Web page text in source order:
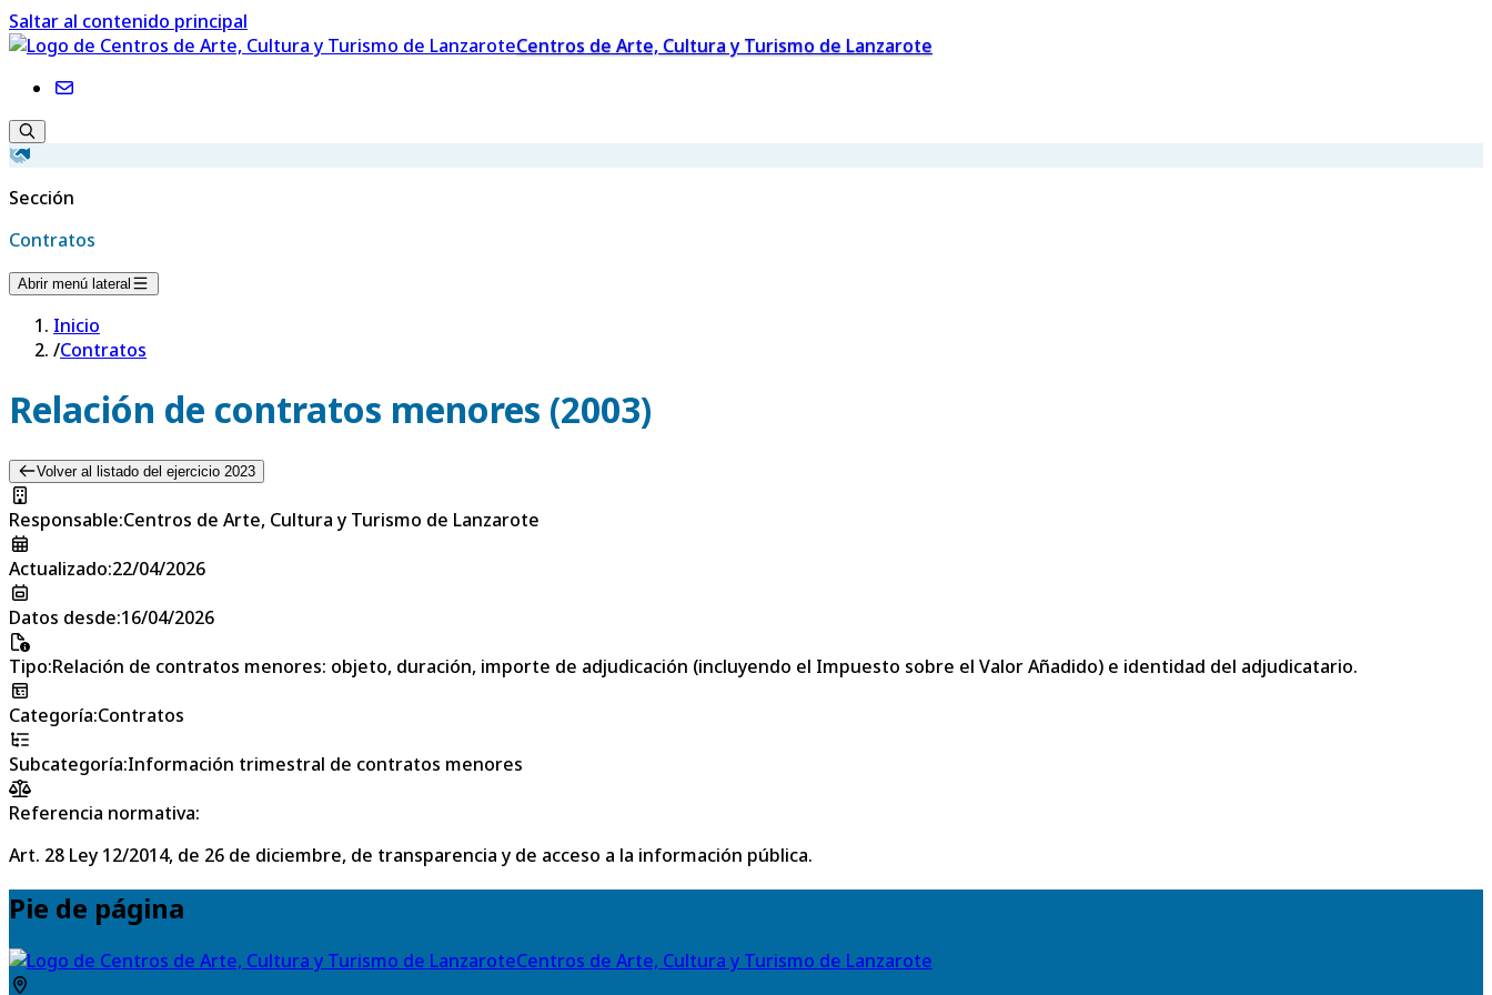
Saltar al contenido principal
Centros de Arte, Cultura y Turismo de Lanzarote
Sección
Contratos
Abrir menú lateral
Inicio
/Contratos
Relación de contratos menores (2003)
Volver al listado del ejercicio 2023
Responsable:Centros de Arte, Cultura y Turismo de Lanzarote
Actualizado:22/04/2026
Datos desde:16/04/2026
Tipo:Relación de contratos menores: objeto, duración, importe de adjudicación (incluyendo el Impuesto sobre el Valor Añadido) e identidad del adjudicatario.
Categoría:Contratos
Subcategoría:Información trimestral de contratos menores
Referencia normativa:
Art. 28 Ley 12/2014, de 26 de diciembre, de transparencia y de acceso a la información pública.
Pie de página
Centros de Arte, Cultura y Turismo de Lanzarote